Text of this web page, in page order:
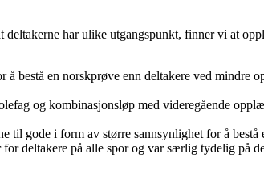
har ulike utgangspunkt, finner vi at
bestå en norskprøve enn deltakere ved
og kombinasjonsløp med videregående
til gode i form av større sannsynlighet for å bestå
deltakere på alle spor og var særlig tydelig på